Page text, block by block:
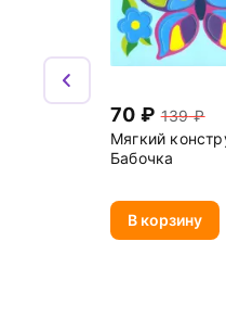
70
139
Мягкий
Бабочка
В корзину